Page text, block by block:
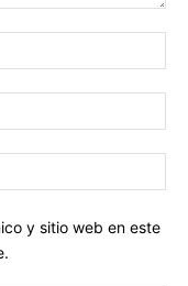
y sitio web en este